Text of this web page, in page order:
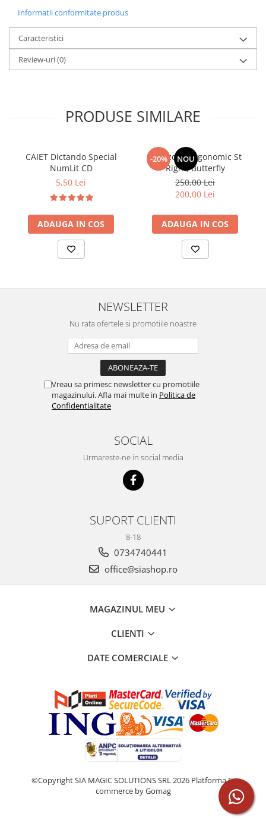
Informatii conformitate produs
Caracteristici
Review-uri(0)
PRODUSE SIMILARE
CAIET Dictando Special
NumLit CD
5,50 Lei
ADAUGA IN COS
-20% NOU
Ghiozdan ergonomic St
Right, Butterfly
250,00 Lei
200,00 Lei
ADAUGA IN COS
NEWSLETTER
Nu rata ofertele si promotiile noastre
Vreau sa primesc newsletter cu promotiile
magazinului. Afla mai multe in Politica de
Confidentialitate
SOCIAL
Urmareste-ne in social media
SUPORT CLIENTI
8-18
0734740441
office@siashop.ro
MAGAZINUL MEU
CLIENTI
DATE COMERCIALE
©Copyright SIA MAGIC SOLUTIONS SRL 2026 Platforma E-
commerce by Gomag